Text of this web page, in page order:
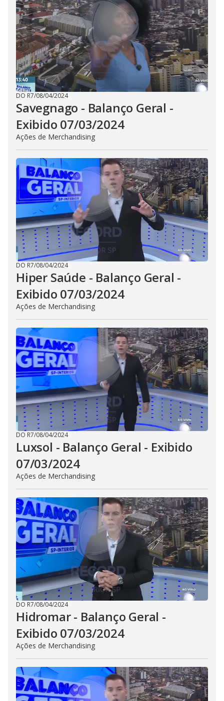
DO R7/08/04/2024
Savegnago - Balanço Geral -
Exibido 07/03/2024
Ações de Merchandising
DO R7/08/04/2024
Hiper Saúde - Balanço Geral -
Exibido 07/03/2024
Ações de Merchandising
DO R7/08/04/2024
Luxsol - Balanço Geral - Exibido
07/03/2024
Ações de Merchandising
DO R7/08/04/2024
Hidromar - Balanço Geral -
Exibido 07/03/2024
Ações de Merchandising